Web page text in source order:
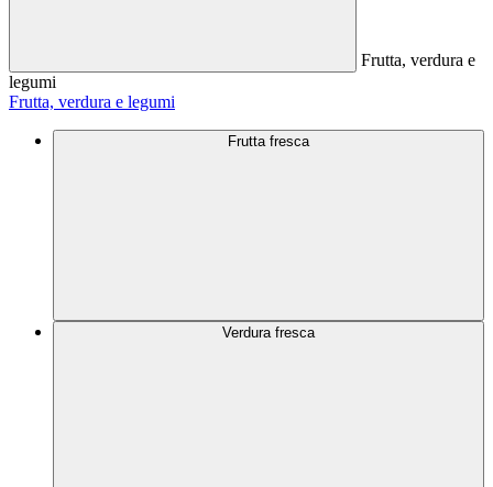
Frutta, verdura e
legumi
Frutta, verdura e legumi
Frutta fresca
Verdura fresca